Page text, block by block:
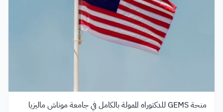
منحة GEMS للدكتوراه الممولة بالكامل في جامعة موناش ماليزيا